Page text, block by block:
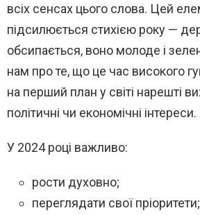
всіх сенсах цього слова. Цей
підсилюється стихією року —
обсипається, воно молоде і
нам про те, що це час високого
на перший план у світі нарешті
політичні чи економічні інтереси.
У 2024 році важливо:
рости духовно;
переглядати свої пріоритети;